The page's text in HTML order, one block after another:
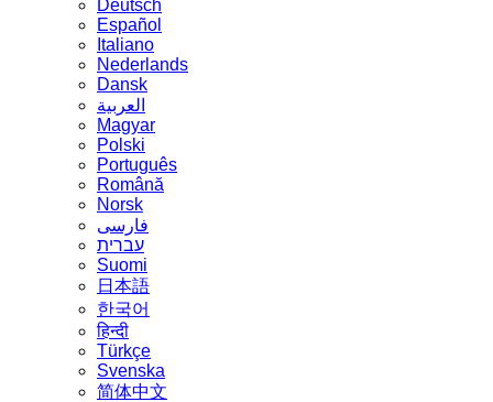
Deutsch
Español
Italiano
Nederlands
Dansk
العربية
Magyar
Polski
Português
Română
Norsk
فارسی
עברית
Suomi
日本語
한국어
हिन्दी
Türkçe
Svenska
简体中文